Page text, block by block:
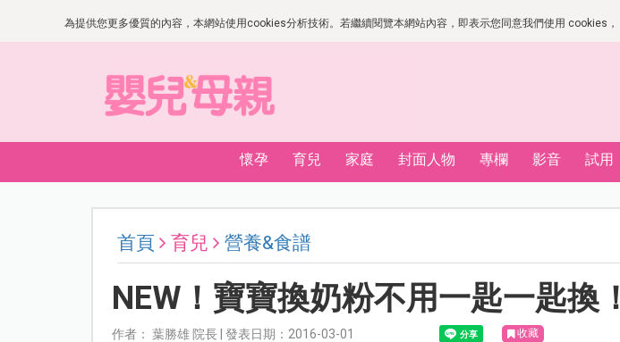
為提供您更多優質的內容，本網站使用cookies分析技術。若繼續閱覽本網站內容，即表示您同意我們使用 cookies
懷孕 育兒 家庭 封面人物 專欄 影音 試用
首頁 育兒 營養&食譜
NEW！寶寶換奶粉不用一匙一匙換！
作者： 葉勝雄 院長 | 發表日期：2016-03-01 收藏